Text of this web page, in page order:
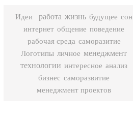
Идеи работа жизнь будущее сон
интернет общение поведение
рабочая среда саморазитие
Логотипы личное менеджмент
технологии интересное анализ
бизнес саморазвитие
менеджмент проектов